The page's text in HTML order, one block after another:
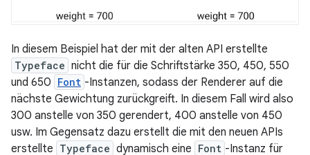
In diesem Beispiel hat der mit der alten API erstellte
Typeface nicht die für die Schriftstärke 350, 450, 550
und 650 Font -Instanzen, sodass der Renderer auf die
nächste Gewichtung zurückgreift. In diesem Fall wird also
300 anstelle von 350 gerendert, 400 anstelle von 450
usw. Im Gegensatz dazu erstellt die mit den neuen APIs
erstellte Typeface dynamisch eine Font -Instanz für